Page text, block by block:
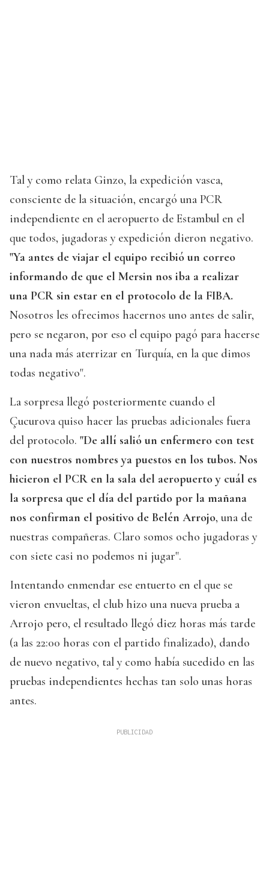
Tal y como relata Ginzo, la expedición vasca,
consciente de la situación, encargó una PCR
independiente en el aeropuerto de Estambul en el
que todos, jugadoras y expedición dieron negativo.
"Ya antes de viajar el equipo recibió un correo
informando de que el Mersin nos iba a realizar
una PCR sin estar en el protocolo de la FIBA.
Nosotros les ofrecimos hacernos uno antes de salir,
pero se negaron, por eso el equipo pagó para hacerse
una nada más aterrizar en Turquía, en la que dimos
todas negativo".
La sorpresa llegó posteriormente cuando el
Çucurova quiso hacer las pruebas adicionales fuera
del protocolo. "De allí salió un enfermero con test
con nuestros nombres ya puestos en los tubos. Nos
hicieron el PCR en la sala del aeropuerto y cuál es
la sorpresa que el día del partido por la mañana
nos confirman el positivo de Belén Arrojo, una de
nuestras compañeras. Claro somos ocho jugadoras y
con siete casi no podemos ni jugar".
Intentando enmendar ese entuerto en el que se
vieron envueltas, el club hizo una nueva prueba a
Arrojo pero, el resultado llegó diez horas más tarde
(a las 22:00 horas con el partido finalizado), dando
de nuevo negativo, tal y como había sucedido en las
pruebas independientes hechas tan solo unas horas
antes.